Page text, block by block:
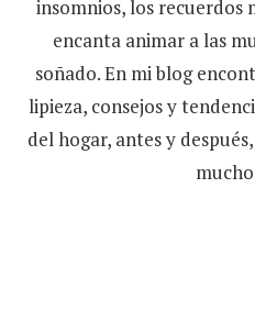
insomnios, los recuerdos
encanta animar a las
soñado. En mi blog
lipieza, consejos y
del hogar, antes y